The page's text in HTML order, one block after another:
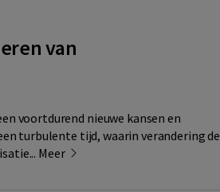
van
voortdurend nieuwe kansen en
turbulente tijd, waarin verandering de
Meer